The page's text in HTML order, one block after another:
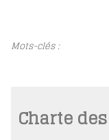
Mots-clés :
Charte